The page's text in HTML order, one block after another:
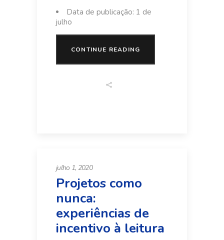
Data de publicação: 1 de
julho
CONTINUE READING
julho 1, 2020
Projetos como
nunca:
experiências de
incentivo à leitura